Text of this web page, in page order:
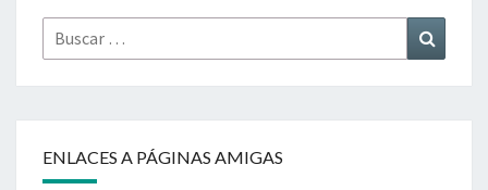
Buscar
por:
ENLACES A PÁGINAS AMIGAS